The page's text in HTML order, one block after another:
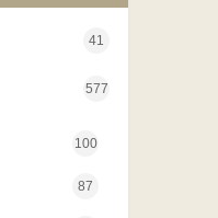
41
577
100
87